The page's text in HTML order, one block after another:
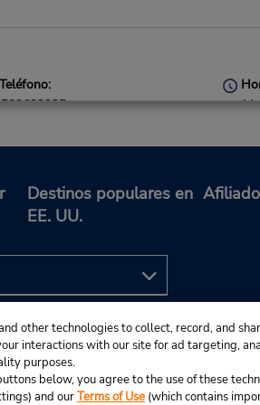
Teléfono:
582683235
582683231
Destinos populares en
EE. UU.
other technologies to collect, record, and
interactions with our site for ad targeting,
purposes.
below, you agree to the use of these
and ourTerms of Use (which contains